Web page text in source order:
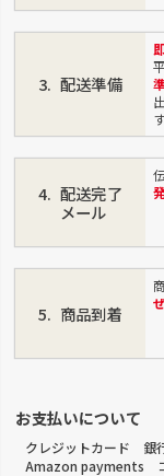
配送準備
配送完了
メール
商品到着
お支払いについて
クレジットカード
Amazon payments